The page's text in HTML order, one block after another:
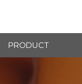
PRODUCT